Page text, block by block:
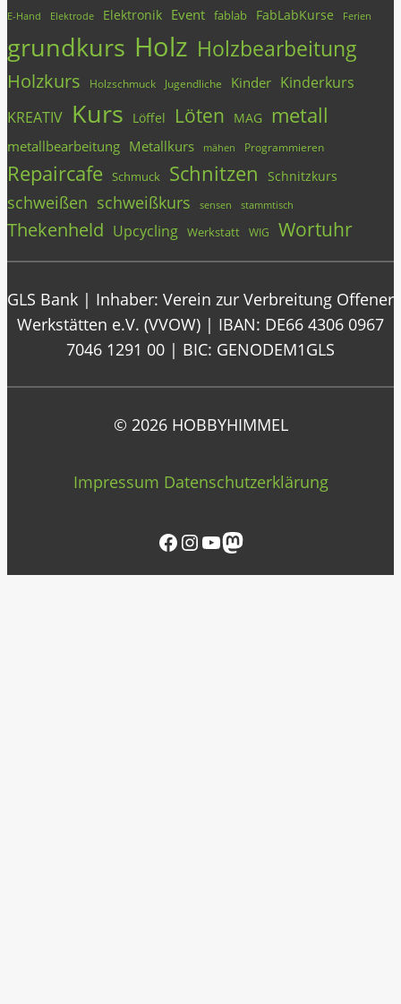
E-Hand Elektrode Elektronik Event fablab FabLabKurse Ferien
grundkurs Holz Holzbearbeitung
Holzkurs Holzschmuck Jugendliche Kinder Kinderkurs
KREATIV Kurs Löffel Löten MAG metall
metallbearbeitung Metallkurs mähen Programmieren
Repaircafe Schmuck Schnitzen Schnitzkurs
schweißen schweißkurs sensen stammtisch
Thekenheld Upcycling Werkstatt WIG Wortuhr
GLS Bank | Inhaber: Verein zur Verbreitung Offener
Werkstätten e.V. (VVOW) | IBAN: DE66 4306 0967
7046 1291 00 | BIC: GENODEM1GLS
© 2026 HOBBYHIMMEL
Impressum Datenschutzerklärung
Facebook InstagramYouTube Mastodon